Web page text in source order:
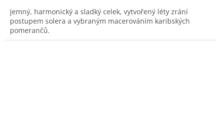
Jemný, harmonický a sladký celek, vytvořený léty zrání
postupem solera a vybraným macerováním karibských
pomerančů.